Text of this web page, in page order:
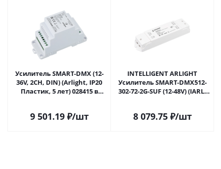
Усилитель SMART-DMX (12-
36V, 2CH, DIN) (Arlight, IP20
Пластик, 5 лет) 028415 в
9 501.19₽/шт
INTELLIGENT ARLIGHT
Усилитель SMART-DMX512-
302-72-2G-SUF (12-48V) (IARL,
8 079.75₽/шт